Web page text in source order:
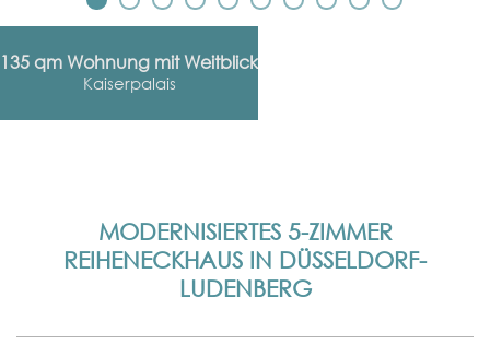
135 qm Wohnung mit Weitblick
Kaiserpalais
MODERNISIERTES 5-ZIMMER
REIHENECKHAUS IN DÜSSELDORF-
LUDENBERG